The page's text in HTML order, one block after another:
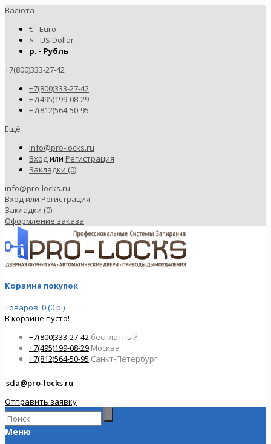
Валюта
€ - Euro
$ - US Dollar
р. - Рубль
+7(800)333-27-42
+7(800)333-27-42
+7(495)199-08-29
+7(812)564-50-95
Ещё
info@pro-locks.ru
Входили Регистрация
Закладки (0)
info@pro-locks.ru
Вход или Регистрация
Закладки (0)
Оформление заказа
Корзина покупок
Товаров: 0 (0 р.)
В корзине пусто!
+7(800)333-27-42 бесплатный
+7(495)199-08-29 Москва
+7(812)564-50-95 Санкт-Петербург
sda@pro-locks.ru
Отправить заявку
Меню